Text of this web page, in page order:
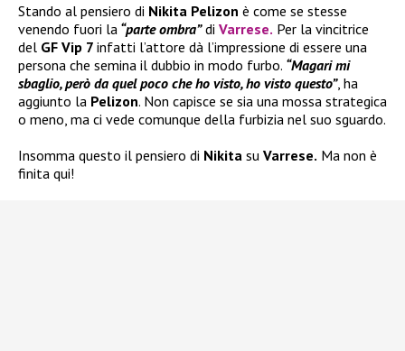
Stando al pensiero di Nikita Pelizon è come se stesse
venendo fuori la “parte ombra”di Varrese. Per la vincitrice
del GF Vip 7 infatti l’attore dà l’impressione di essere una
persona che semina il dubbio in modo furbo. “Magari mi
sbaglio, però da quel poco che ho visto, ho visto questo”, ha
aggiunto la Pelizon. Non capisce se sia una mossa strategica
o meno, ma ci vede comunque della furbizia nel suo sguardo.
Insomma questo il pensiero di Nikita su Varrese. Ma non è
finita qui!